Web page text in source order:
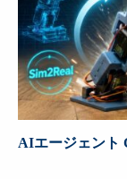
AIエージェント